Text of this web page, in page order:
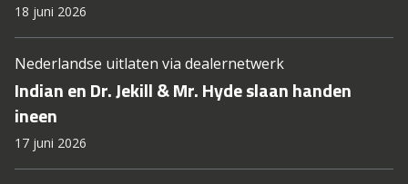
18 juni 2026
Nederlandse uitlaten via dealernetwerk
Indian en Dr. Jekill & Mr. Hyde slaan handen
ineen
17 juni 2026